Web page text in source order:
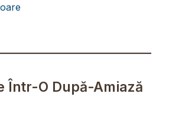
Într-O După-Amiază